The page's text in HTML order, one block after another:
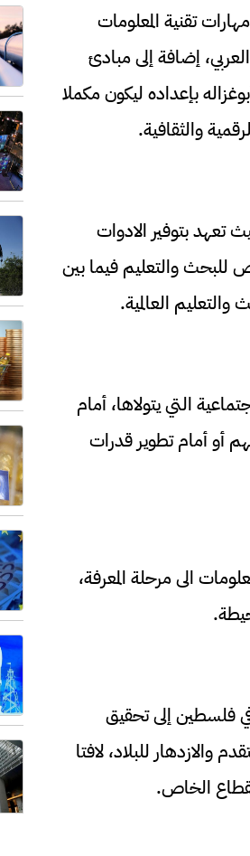
تقنية المعلومات
إضافة إلى مبادئ
بإعداده ليكون مكملا
والثقافية.
تعهد بتوفير الادوات
للبحث والتعليم فيما بين
العالمية.
التي يتولاها، أمام
أو أمام تطوير قدرات
الى مرحلة المعرفة،
فلسطين إلى تحقيق
والازدهار للبلاد، لافتا
الخاص.